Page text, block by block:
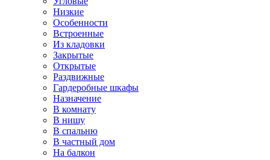
Низкие
Особенности
Встроенные
Из кладовки
Закрытые
Открытые
Раздвижные
Гардеробные шкафы
Назначение
В комнату
В нишу
В спальню
В частный дом
На балкон